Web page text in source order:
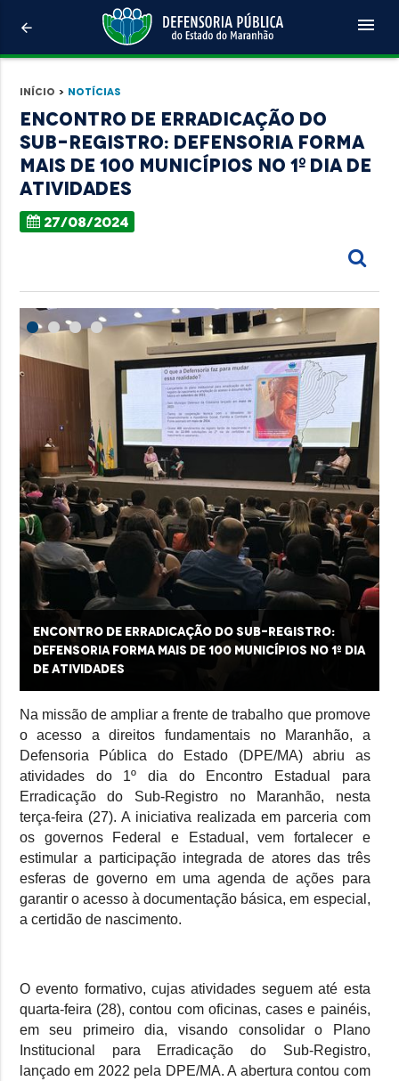
arrow_back menu
Início > Notícias
Encontro de Erradicação do
Sub-Registro: Defensoria forma
mais de 100 municípios no 1º dia de
atividades
27/08/2024
Encontro de Erradicação do Sub-Registro:
Defensoria forma mais de 100 municípios no 1º dia
de atividades
Na missão de ampliar a frente de trabalho que promove
o acesso a direitos fundamentais no Maranhão, a
Defensoria Pública do Estado (DPE/MA) abriu as
atividades do 1º dia do Encontro Estadual para
Erradicação do Sub-Registro no Maranhão, nesta
terça-feira (27). A iniciativa realizada em parceria com
os governos Federal e Estadual, vem fortalecer e
estimular a participação integrada de atores das três
esferas de governo em uma agenda de ações para
garantir o acesso à documentação básica, em especial,
a certidão de nascimento.
O evento formativo, cujas atividades seguem até esta
quarta-feira (28), contou com oficinas, cases e painéis,
em seu primeiro dia, visando consolidar o Plano
Institucional para Erradicação do Sub-Registro,
lançado em 2022 pela DPE/MA. A abertura contou com